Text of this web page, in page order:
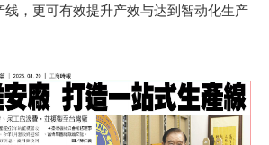
，更可有效提升产效与达到智动化生产